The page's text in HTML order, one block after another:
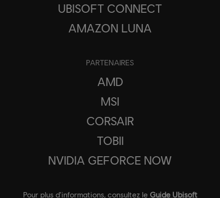
UBISOFT CONNECT
AMAZON LUNA
PARTENAIRES
AMD
MSI
CORSAIR
TOBII
NVIDIA GEFORCE NOW
Pour plus d'informations, consultez le Guide Ubisoft